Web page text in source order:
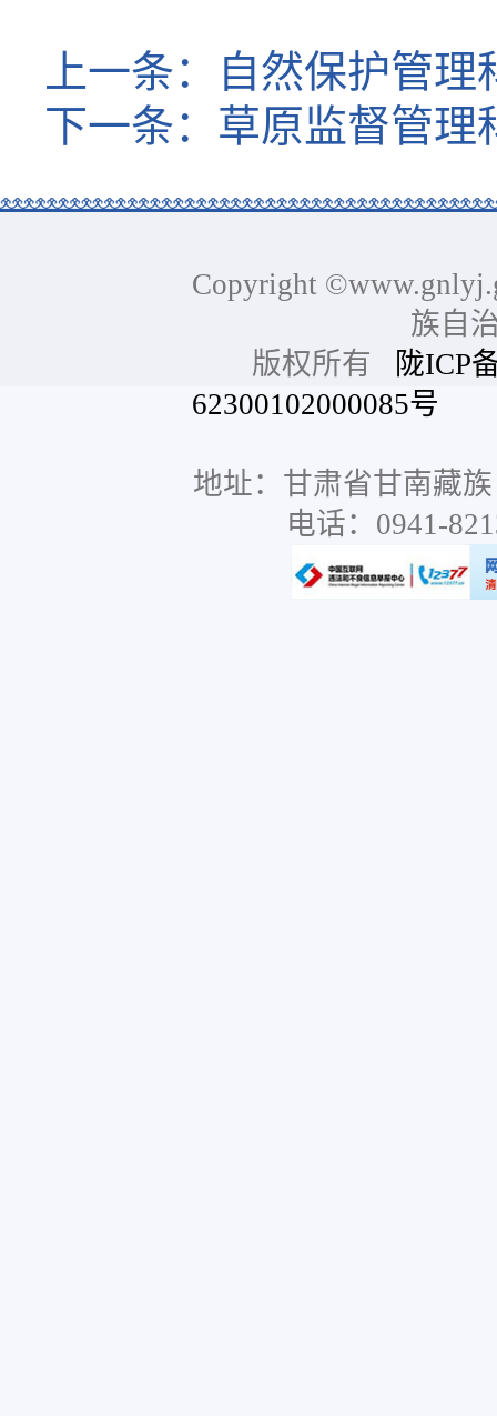
上一条：
自然保护管理
下一条： 草原监督管理
Copyright
族自
版权所有
陇ICP
62300102000085号
地址：甘肃省甘南藏
电话：0941-